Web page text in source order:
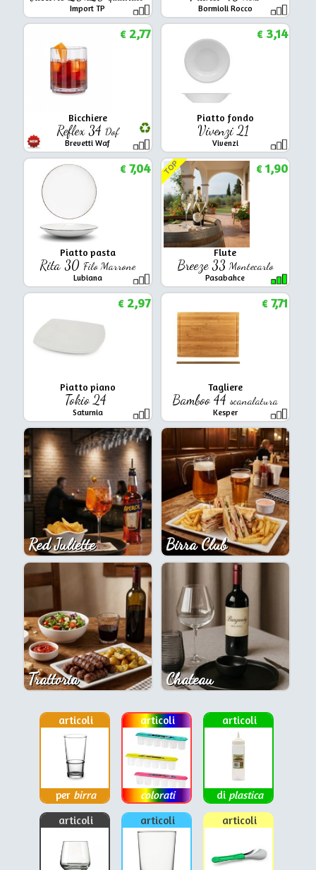
Import TP Bormioli Rocco
Bicchiere
Reflex 34 Dof
Brevetti Waf
€2,77
Piatto fondo
Vivenzi 21
Vivenzi
€3,14
Piatto pasta
Rita 30 Filo Marrone
Lubiana
€7,04
Flute
Breeze 33 Montecarlo
Pasabahce
TOP €1,90
Piatto piano
Tokio 24
Saturnia
€2,97
Tagliere
Bamboo 44scanalatura
Kesper
€7,71
Red Juliette Birra Club
Trattoria Chateau
articoli
per birra
articoli
colorati
articoli
di plastica
articoli
articoli articoli